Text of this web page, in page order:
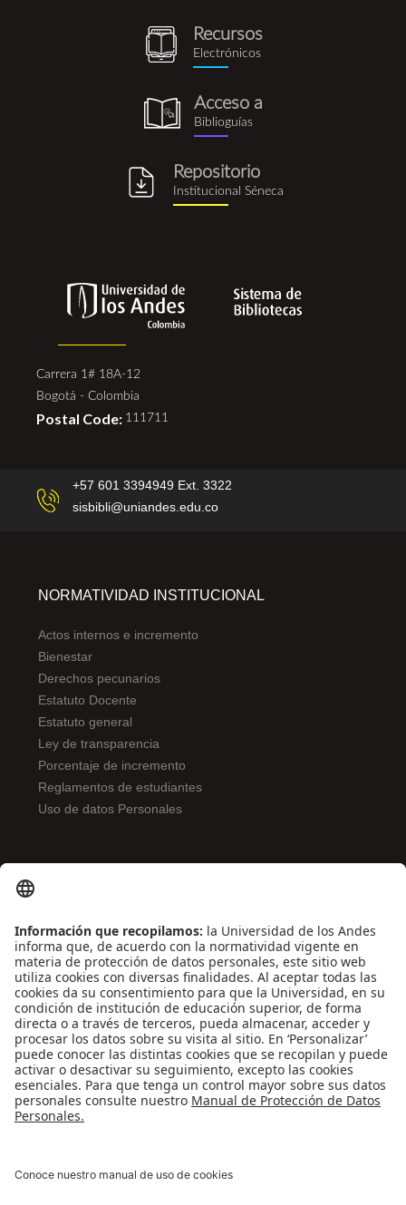
rus.png
recursos_electronicos.png
Recursos
Electrónicos
biblioguia.png
Acceso a
Biblioguías
Repositorio
Institucional Séneca
Carrera 1# 18A-12
Bogotá - Colombia
Postal Code: 111711
+57 601 3394949 Ext. 3322
sisbibli@uniandes.edu.co
NORMATIVIDAD INSTITUCIONAL
Actos internos e incremento
Bienestar
Derechos pecunarios
Estatuto Docente
Estatuto general
Ley de transparencia
Porcentaje de incremento
Reglamentos de estudiantes
Uso de datos Personales
Contáctenos
Biblioguías
Preguntas frecuentes
Capacitación
Directrices
Entretenimiento
Compra de libros y material audiovisual